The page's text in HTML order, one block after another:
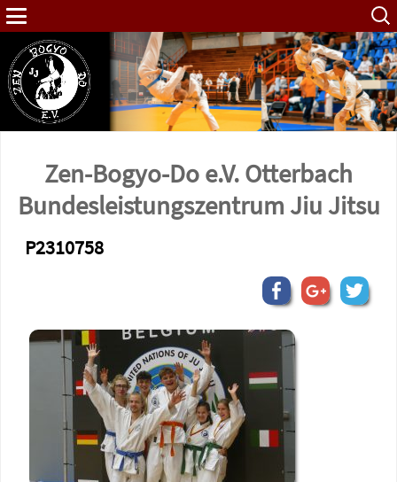
Suche
nach:
Zen-Bogyo-Do e.V. Otterbach
Bundes­leistungs­zentrum Jiu Jitsu
P2310758